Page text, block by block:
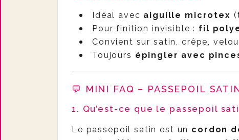
Idéal avec aiguille microtex
Pour finition invisible : fil
Convient sur satin, crêpe,
Toujours épingler avec
💬 MINI FAQ – PASSEPOIL
1. Qu’est-ce que le passepoil
Le passepoil satin est un cordon